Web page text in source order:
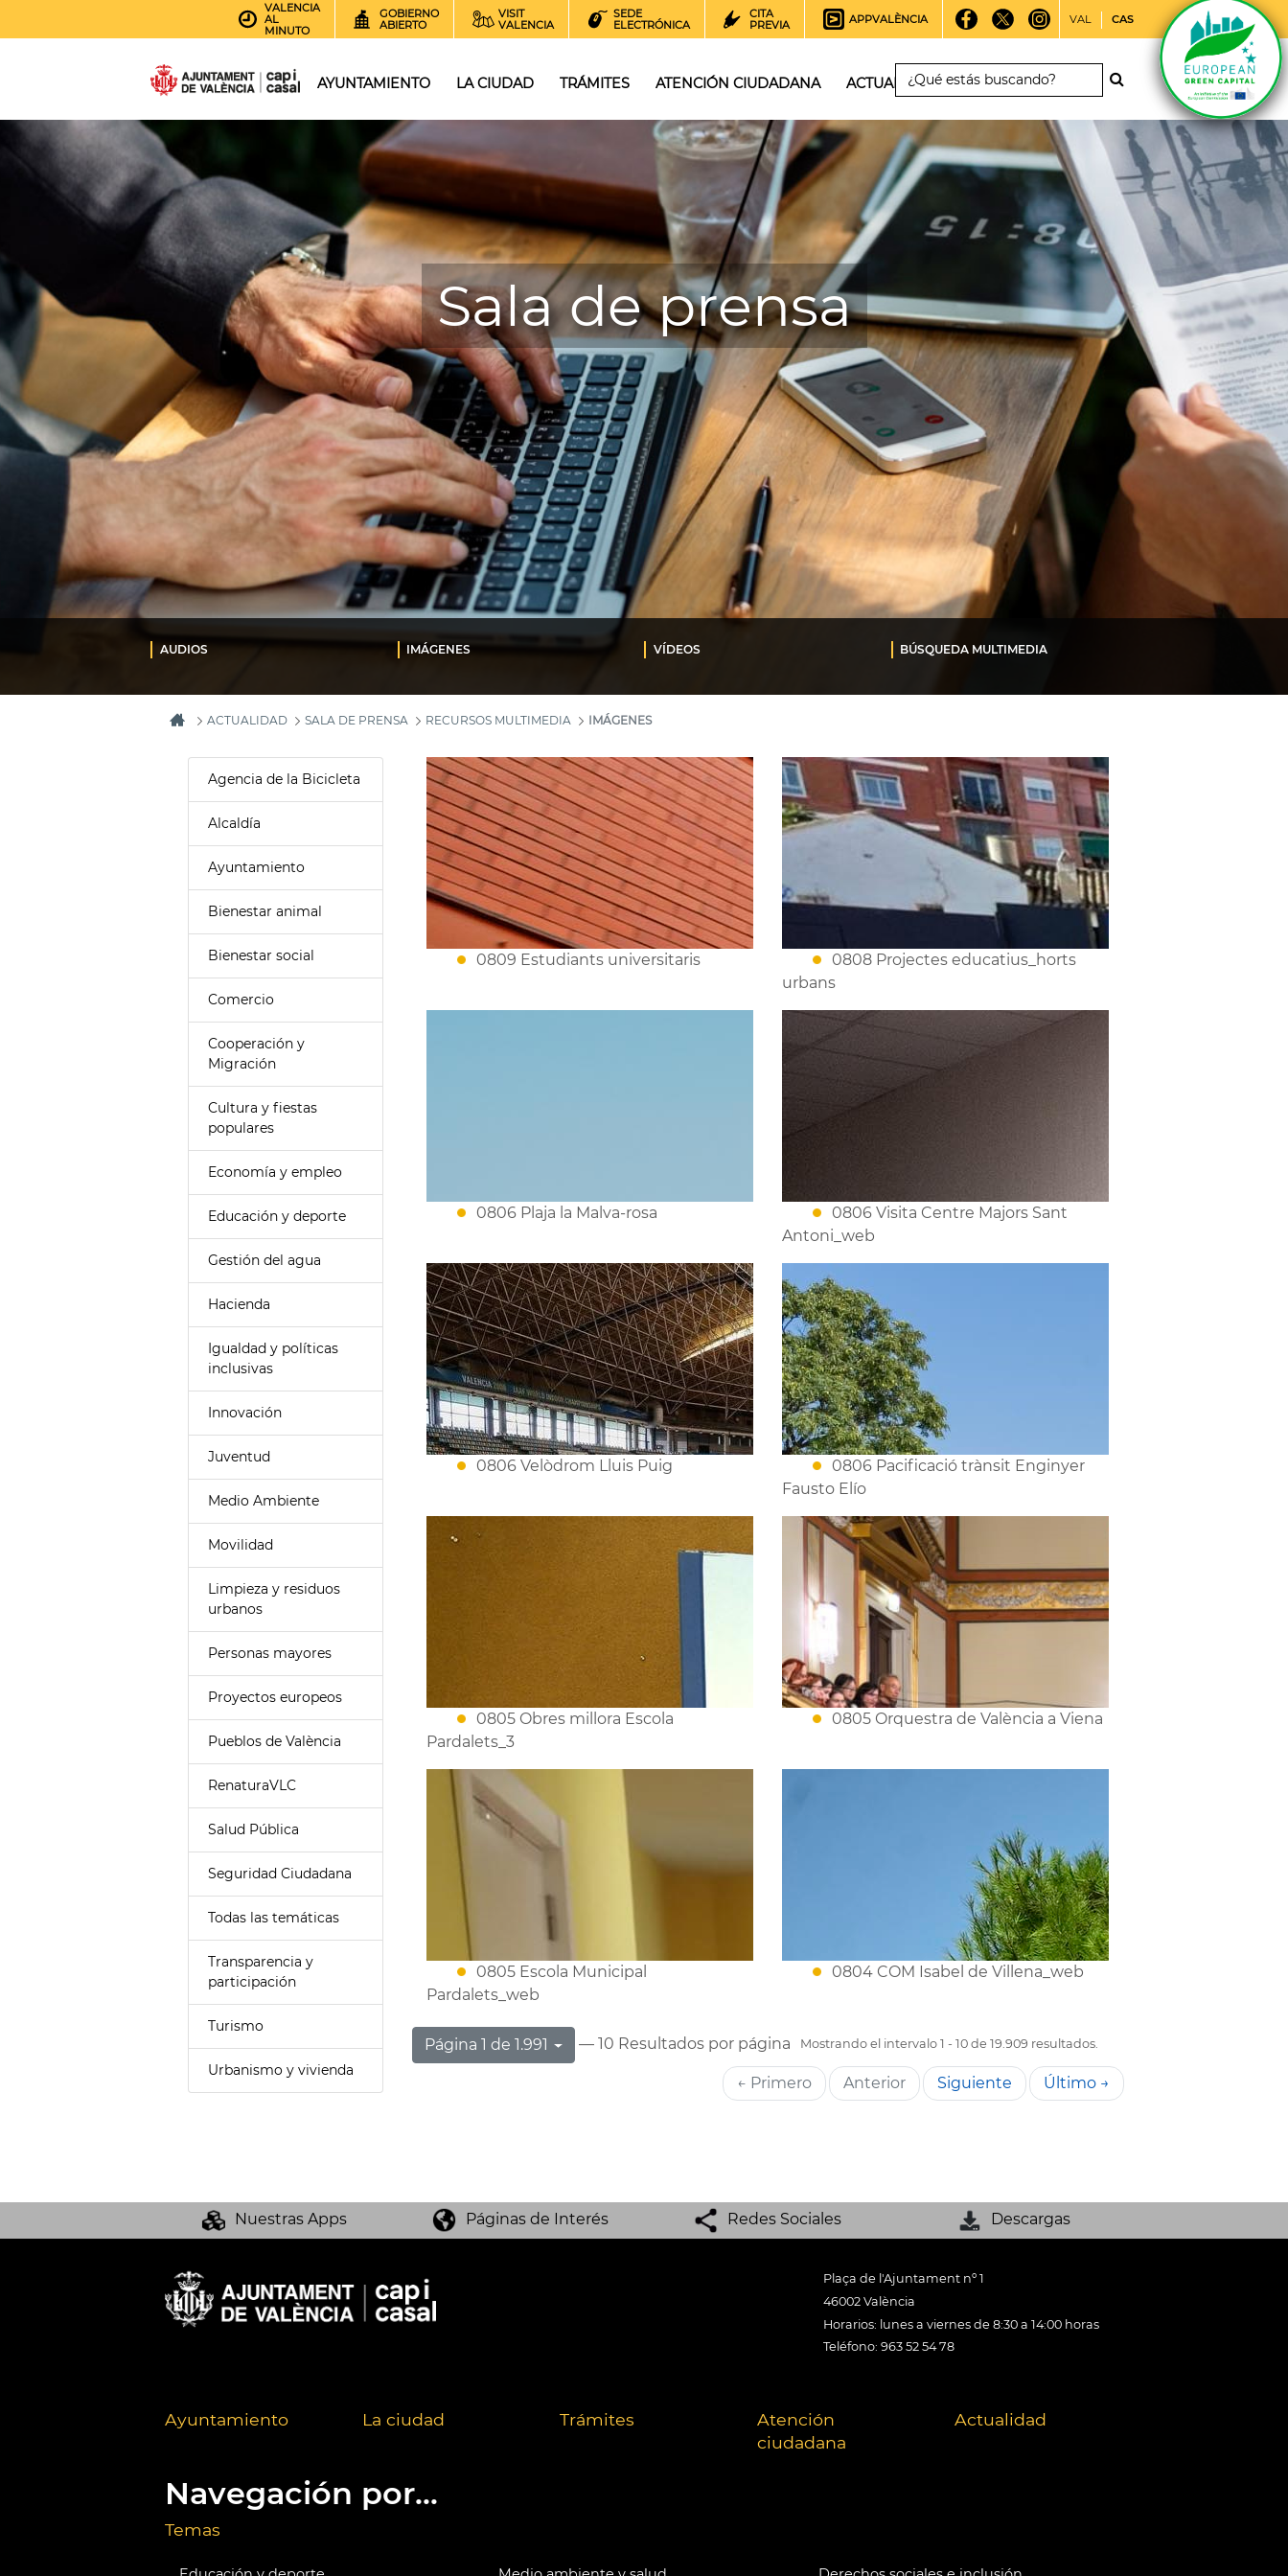
VALENCIA
AL
MINUTO
GOBIERNO
ABIERTO
VISIT
VALENCIA
SEDE
ELECTRÓNICA
CITA
PREVIA
APPVALÈNCIA VAL CAS
AYUNTAMIENTO LA CIUDAD TRÁMITES ATENCIÓN CIUDADANA ACTUALIDAD
Sala de prensa
AUDIOS IMÁGENES VÍDEOS BÚSQUEDA MULTIMEDIA
ACTUALIDAD SALA DE PRENSA RECURSOS MULTIMEDIA IMÁGENES
Agencia de la Bicicleta
Alcaldía
Ayuntamiento
Bienestar animal
Bienestar social
Comercio
Cooperación y
Migración
Cultura y fiestas
populares
Economía y empleo
Educación y deporte
Gestión del agua
Hacienda
Igualdad y políticas
inclusivas
Innovación
Juventud
Medio Ambiente
Movilidad
Limpieza y residuos
urbanos
Personas mayores
Proyectos europeos
Pueblos de València
RenaturaVLC
Salud Pública
Seguridad Ciudadana
Todas las temáticas
Transparencia y
participación
Turismo
Urbanismo y vivienda
0809 Estudiants universitaris
0808 Projectes educatius_horts
urbans
0806 Plaja la Malva-rosa
0806 Visita Centre Majors Sant
Antoni_web
0806 Velòdrom Lluis Puig
0806 Pacificació trànsit Enginyer
Fausto Elío
0805 Obres millora Escola
Pardalets_3
0805 Orquestra de València a Viena
0805 Escola Municipal
Pardalets_web
0804 COM Isabel de Villena_web
Página 1 de 1.991 — 10 Resultados por página Mostrando el intervalo 1 - 10 de 19.909 resultados.
← Primero Anterior Siguiente Último →
Nuestras Apps Páginas de Interés Redes Sociales Descargas
Plaça de l'Ajuntament nº 1
46002 València
Horarios: lunes a viernes de 8:30 a 14:00 horas
Teléfono: 963 52 54 78
Ayuntamiento La ciudad Trámites
Atención
ciudadana
Actualidad
Navegación por...
Temas